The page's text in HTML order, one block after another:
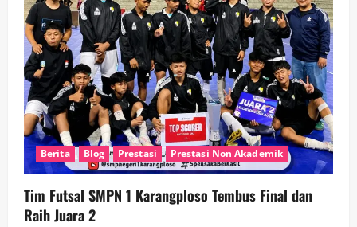
Berita Blog Prestasi Prestasi Non Akademik
Tim Futsal SMPN 1 Karangploso Tembus Final dan
Raih Juara 2